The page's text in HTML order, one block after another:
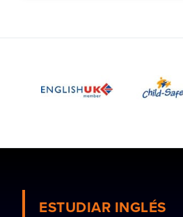
ESTUDIAR INGLÉS